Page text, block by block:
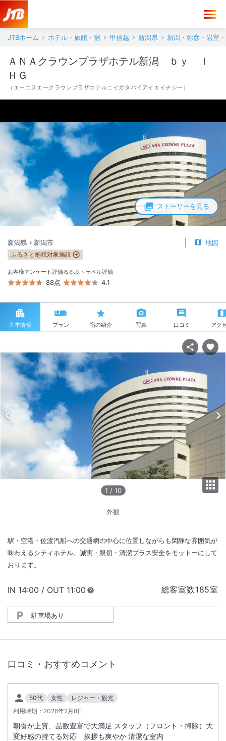
JTBホーム ホテル・旅館・宿 甲信越 新潟県 新潟・弥彦・岩室
ストーリーを見る
ＡＮＡクラウンプラザホテル新潟 ｂｙ Ｉ
ＨＧ
（ エーエヌエークラウンプラザホテルニイガタバイアイエイチジー ）
新潟県 新潟市 地図
ふるさと納税対象施設
お客様アンケート評価
88点
るるぶトラベル評価
4.1
基本情報 プラン 宿の紹介 写真 口コミ アク
1 / 10
外観
駅・空港・佐渡汽船への交通網の中心に位置しながらも閑静な雰囲気が
味わえるシティホテル。誠実・親切・清潔プラス安全をモットーにして
おります。
総客室数185室
IN チェックイン
14:00 / OUT チェックアウト
11:00
駐車場あり
口コミ・おすすめコメント
50代 女性
レジャー・観光
利用時期： 2026年2月8日
朝食が上質、品数豊富で大満足 スタッフ（フロント・掃除）大
変好感の持てる対応 挨拶も爽やか 清潔な室内